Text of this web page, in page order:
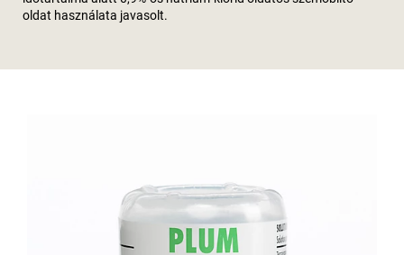
oldat használata javasolt.